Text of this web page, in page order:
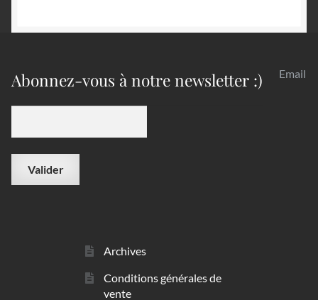
Abonnez-vous à notre newsletter :) Email
Archives
Conditions générales de
vente